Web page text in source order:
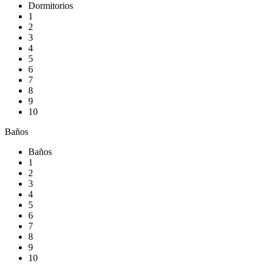
Dormitorios
1
2
3
4
5
6
7
8
9
10
Baños
Baños
1
2
3
4
5
6
7
8
9
10